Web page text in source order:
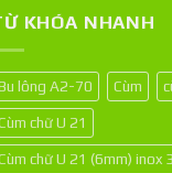
KHÓA NHANH
lông A2-70 Cùm
chữ U 21
chữ U 21 (6mm) inox